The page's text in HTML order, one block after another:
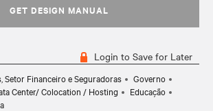
GET DESIGN MANUAL
Login to Save for Later
Setor Financeiro e Seguradoras
Governo
Center/ Colocation / Hosting
Educação